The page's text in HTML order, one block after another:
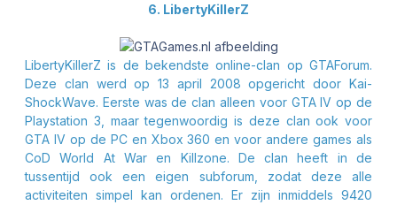
6. LibertyKillerZ
LibertyKillerZ is de bekendste online-clan op GTAForum.
Deze clan werd op 13 april 2008 opgericht door Kai-
ShockWave. Eerste was de clan alleen voor GTA IV op de
Playstation 3, maar tegenwoordig is deze clan ook voor
GTA IV op de PC en Xbox 360 en voor andere games als
CoD World At War en Killzone. De clan heeft in de
tussentijd ook een eigen subforum, zodat deze alle
activiteiten simpel kan ordenen. Er zijn inmiddels 9420